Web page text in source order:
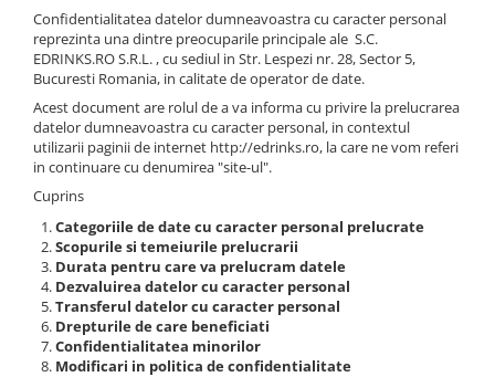
Confidentialitatea datelor dumneavoastra cu caracter personal
reprezinta una dintre preocuparile principale ale S.C.
EDRINKS.RO S.R.L. , cu sediul in Str. Lespezi nr. 28, Sector 5,
Bucuresti Romania, in calitate de operator de date.
Acest document are rolul de a va informa cu privire la prelucrarea
datelor dumneavoastra cu caracter personal, in contextul
utilizarii paginii de internet http://edrinks.ro, la care ne vom referi
in continuare cu denumirea "site-ul".
Cuprins
Categoriile de date cu caracter personal prelucrate
Scopurile si temeiurile prelucrarii
Durata pentru care va prelucram datele
Dezvaluirea datelor cu caracter personal
Transferul datelor cu caracter personal
Drepturile de care beneficiati
Confidentialitatea minorilor
Modificari in politica de confidentialitate